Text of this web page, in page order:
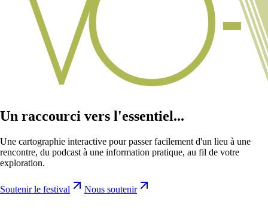
Un raccourci vers l'essentiel...
Une cartographie interactive pour passer facilement d'un lieu à une
rencontre, du podcast à une information pratique, au fil de votre
exploration.
Soutenir le festival Nous soutenir